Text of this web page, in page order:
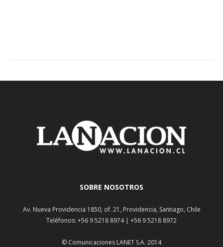
SOBRE NOSOTROS
Av. Nueva Providencia 1850, of. 21, Providencia, Santiago, Chile
Teléfonos: +56 9 5218 8974 | +56 9 5218 8972
© Comunicaciones LANET S.A. 2014